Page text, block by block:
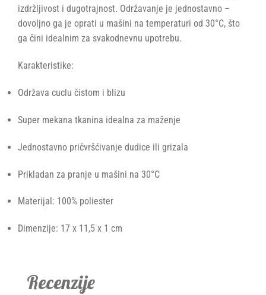
izdržljivost i dugotrajnost. Održavanje je jednostavno –
dovoljno ga je oprati u mašini na temperaturi od 30°C, što
ga čini idealnim za svakodnevnu upotrebu.
Karakteristike:
Održava cuclu čistom i blizu
Super mekana tkanina idealna za maženje
Jednostavno pričvršćivanje dudice ili grizala
Prikladan za pranje u mašini na 30°C
Materijal: 100% poliester
Dimenzije: 17 x 11,5 x 1 cm
Recenzije